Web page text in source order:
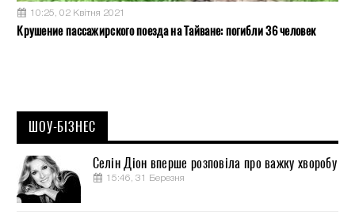
10:25, 02 Квітня 2021
Крушение пассажирского поезда на Тайване: погибли 36 человек
ШОУ-БІЗНЕС
Селін Діон вперше розповіла про важку хворобу
15:46, 31 Березня